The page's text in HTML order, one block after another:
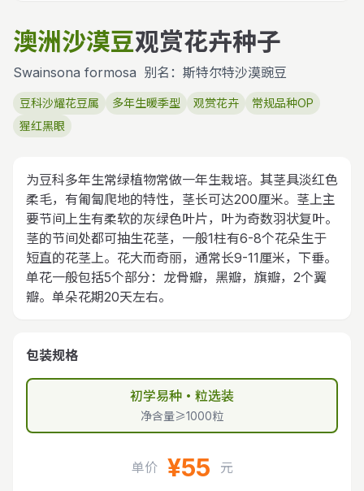
澳洲沙漠豆观赏花卉种子
Swainsona formosa 别名：斯特尔特沙漠豌豆
豆科沙耀花豆属 多年生暖季型 观赏花卉
常规品种OP
猩红黑眼
为豆科多年生常绿植物常做一年生栽培。其茎具淡红色
柔毛，有匍匐爬地的特性，茎长可达200厘米。茎上主
要节间上生有柔软的灰绿色叶片，叶为奇数羽状复叶。
茎的节间处都可抽生花茎，一般1柱有6-8个花朵生于
短直的花茎上。花大而奇丽，通常长9-11厘米，下垂。
单花一般包括5个部分：龙骨瓣，黑瓣，旗瓣，2个翼
瓣。单朵花期20天左右。
包装规格
初学易种・粒选装
净含量≥1000粒
单价 ¥55 元